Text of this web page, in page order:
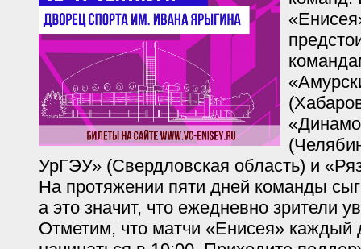
УрГЭУ» (Свердловская область) и
На протяжении пяти дней команды
а это значит, что ежедневно зрители
Отметим, что матчи «Енисея» каждый